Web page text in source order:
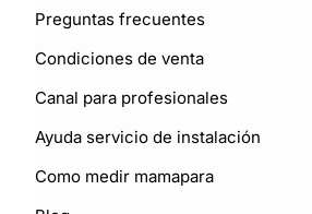
Preguntas frecuentes
Condiciones de venta
Canal para profesionales
Ayuda servicio de instalación
Como medir mamapara